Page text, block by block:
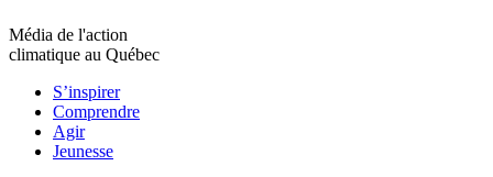
Média de l'action
climatique au Québec
S’inspirer
Comprendre
Agir
Jeunesse